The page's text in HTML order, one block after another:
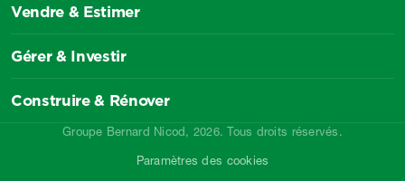
Vendre & Estimer
Gérer & Investir
Construire & Rénover
Groupe Bernard Nicod, 2026. Tous droits réservés.
Paramètres des cookies